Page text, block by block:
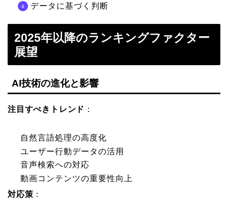
データに基づく判断
2025年以降のランキングファクター
展望
AI技術の進化と影響
注目すべきトレンド ：
自然言語処理の高度化
ユーザー行動データの活用
音声検索への対応
動画コンテンツの重要性向上
対応策 ：